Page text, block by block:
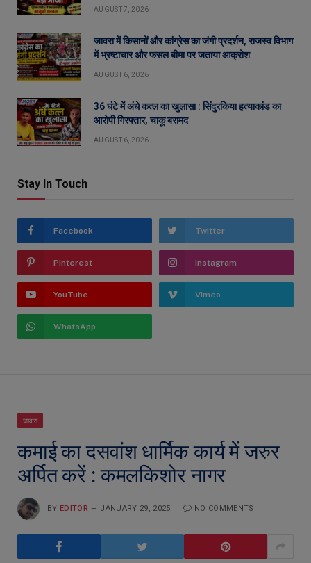
AUGUST 7, 2026
जावरा में किसानों और कांग्रेस का जंगी प्रदर्शन, राजस्व विभाग
में भ्रष्टाचार और फसल बीमा पर जताया आक्रोश
AUGUST 6, 2026
36 घंटे में अंधे कत्ल का खुलासा : सिंदुरकिया हत्याकांड का
आरोपी गिरफ्तार, चाकू बरामद
AUGUST 6, 2026
Stay In Touch
Facebook Twitter
Pinterest Instagram
YouTube Vimeo
WhatsApp
जावरा
कमाई का दसवांश धार्मिक कार्य में जरुर
अर्पित करें : कमलकिशोर नागर
BY EDITOR JANUARY 29, 2025 NO COMMENTS